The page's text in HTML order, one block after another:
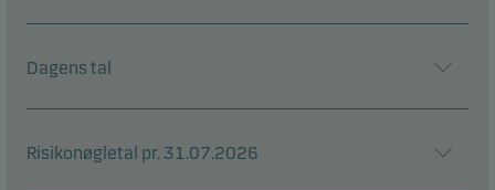
Dagens tal
Risikonøgletal pr. 31.07.2026